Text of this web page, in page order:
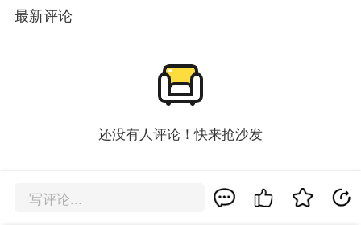
最新评论
还没有人评论！快来抢沙发